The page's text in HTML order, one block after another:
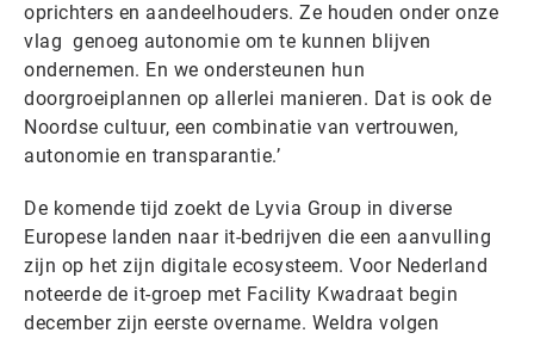
oprichters en aandeelhouders. Ze houden onder onze
vlag genoeg autonomie om te kunnen blijven
ondernemen. En we ondersteunen hun
doorgroeiplannen op allerlei manieren. Dat is ook de
Noordse cultuur, een combinatie van vertrouwen,
autonomie en transparantie.’
De komende tijd zoekt de Lyvia Group in diverse
Europese landen naar it-bedrijven die een aanvulling
zijn op het zijn digitale ecosysteem. Voor Nederland
noteerde de it-groep met Facility Kwadraat begin
december zijn eerste overname. Weldra volgen